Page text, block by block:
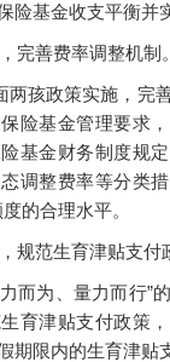
险基金收支平衡并
善费率调整机制。
孩政策实施，完
险基金管理要求
基金财务制度规
调整费率等分类
的合理水平。
范生育津贴支付
为、量力而行”
育津贴支付政策
期限内的生育津贴